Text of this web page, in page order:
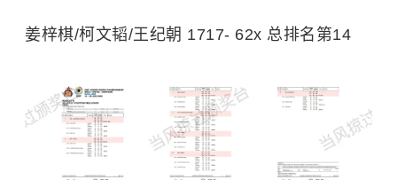
姜梓棋/柯文韬/王纪朝 1717- 62x 总排名第14